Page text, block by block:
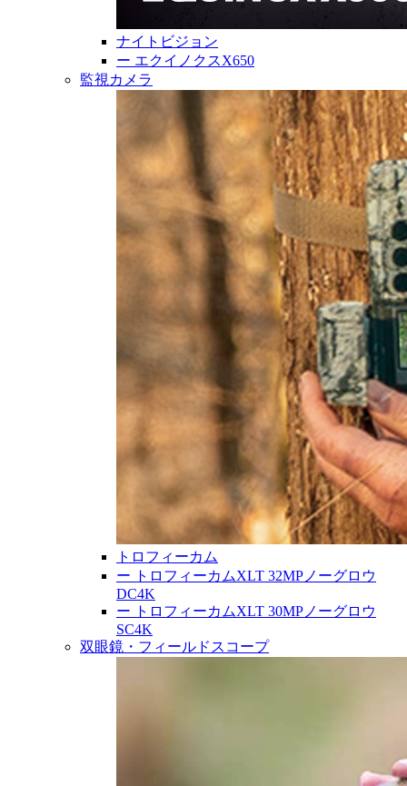
ナイトビジョン
ー エクイノクスX650
監視カメラ
トロフィーカム
ー トロフィーカムXLT 32MPノーグロウ
DC4K
ー トロフィーカムXLT 30MPノーグロウ
SC4K
双眼鏡・フィールドスコープ